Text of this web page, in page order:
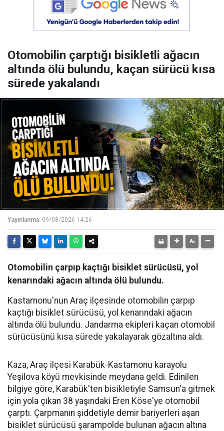
Otomobilin çarptığı bisikletli ağacın
altında ölü bulundu, kaçan sürücü kısa
sürede yakalandı
Yayınlanma: 09/08/2026 14:26
Otomobilin çarpıp kaçtığı bisiklet sürücüsü, yol
kenarındaki ağacın altında ölü bulundu.
Kastamonu'nun Araç ilçesinde otomobilin çarpıp
kaçtığı bisiklet sürücüsü, yol kenarındaki ağacın
altında ölü bulundu. Jandarma ekipleri kaçan otomobil
sürücüsünü kısa sürede yakalayarak gözaltına aldı.
Kaza, Araç ilçesi Karabük-Kastamonu karayolu
Yeşilova köyü mevkisinde meydana geldi. Edinilen
bilgiye göre, Karabük'ten bisikletiyle Samsun'a gitmek
için yola çıkan 38 yaşındaki Eren Köse'ye otomobil
çarptı. Çarpmanın şiddetiyle demir bariyerleri aşan
bisiklet sürücüsü şarampolde bulunan ağacın altına